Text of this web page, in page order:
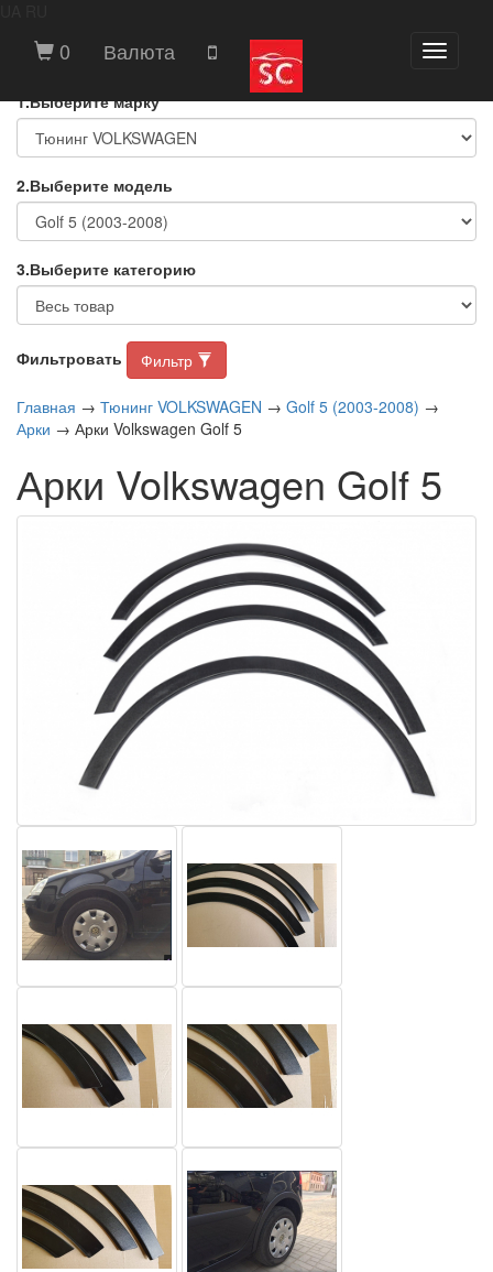
Toggle
0 Валюта
ВЫБЕРИТЕ МАРКУ И МОДЕЛЬ
АВТОМОБИЛЯ
1.Выберите марку
2.Выберите модель
3.Выберите категорию
Фильтровать Фильтр
Главная → Тюнинг VOLKSWAGEN → Golf 5 (2003-2008) →
Арки → Арки Volkswagen Golf 5
Арки Volkswagen Golf 5